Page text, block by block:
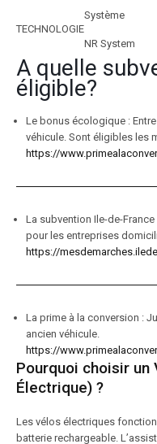
TECHNOLOGIE
Système
NR System
A quelle
éligible?
Le bonus écologique :
véhicule. Sont éligibles les
https://
La subvention Ile-de-
pour les entreprises
https://
La prime à la conversion :
ancien véhicule.
https://
Pourquoi choisir un
Électrique) ?
Les vélos électriques
batterie rechargeable.